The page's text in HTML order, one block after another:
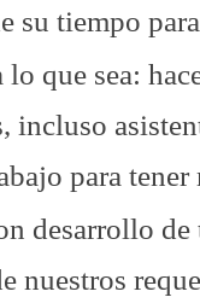
su tiempo
que sea:
incluso
para
desarrollo
nuestros